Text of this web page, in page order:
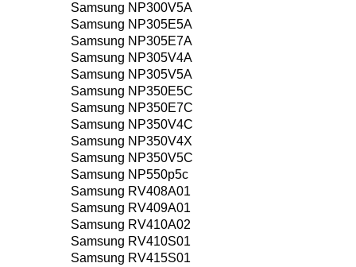
Samsung NP300V5A
Samsung NP305E5A
Samsung NP305E7A
Samsung NP305V4A
Samsung NP305V5A
Samsung NP350E5C
Samsung NP350E7C
Samsung NP350V4C
Samsung NP350V4X
Samsung NP350V5C
Samsung NP550p5c
Samsung RV408A01
Samsung RV409A01
Samsung RV410A02
Samsung RV410S01
Samsung RV415S01